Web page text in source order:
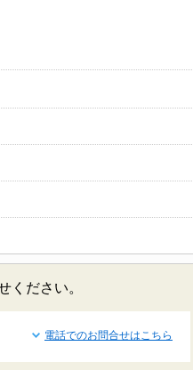
ください。
電話でのお問合せはこちら